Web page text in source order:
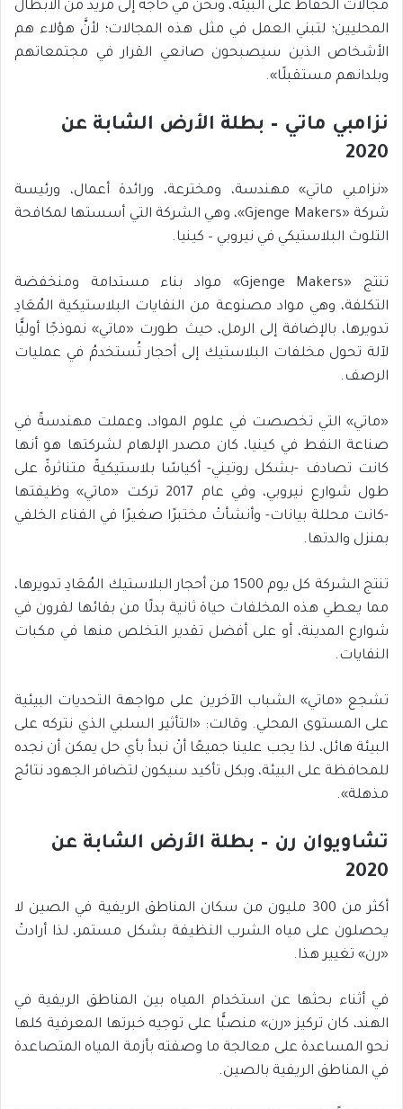
مجالات الحفاظ على البيئة، ونحن في حاجة إلى مزيد من الأبطال
المحليين؛ لتبني العمل في مثل هذه المجالات؛ لأنَّ هؤلاء هم
الأشخاص الذين سيصبحون صانعي القرار في مجتمعاتهم
وبلدانهم مستقبلًا».
نزامبي ماتي – بطلة الأرض الشابة عن
2020
«نزامبي ماتي» مهندسة، ومخترعة، ورائدة أعمال، ورئيسة
شركة «Gjenge Makers»، وهي الشركة التي أسستها لمكافحة
التلوث البلاستيكي في نيروبي – كينيا.
تنتج «Gjenge Makers» مواد بناء مستدامة ومنخفضة
التكلفة، وهي مواد مصنوعة من النفايات البلاستيكية المُعَادِ
تدويرها، بالإضافة إلى الرمل، حيث طورت «ماتي» نموذجًا أوليًّا
لآلة تحول مخلفات البلاستيك إلى أحجار تُستخدمُ في عمليات
الرصف.
«ماتي» التي تخصصت في علوم المواد، وعملت مهندسةً في
صناعة النفط في كينيا، كان مصدر الإلهام لشركتها هو أنها
كانت تصادف -بشكل روتيني- أكياسًا بلاستيكيةً متناثرةً على
طول شوارع نيروبي، وفي عام 2017 تركت «ماتي» وظيفتها
-كانت محللة بيانات- وأنشأتْ مختبرًا صغيرًا في الفناء الخلفي
بمنزل والدتها.
تنتج الشركة كل يوم 1500 من أحجار البلاستيك المُعَادِ تدويرها،
مما يعطي هذه المخلفات حياة ثانية بدلًا من بقائها لقرون في
شوارع المدينة، أو على أفضل تقدير التخلص منها في مكبات
النفايات.
تشجع «ماتي» الشباب الآخرين على مواجهة التحديات البيئية
على المستوى المحلي. وقالت: «التأثير السلبي الذي نتركه على
البيئة هائل، لذا يجب علينا جميعًا أنْ نبدأ بأي حل يمكن أن نجده
للمحافظة على البيئة، وبكل تأكيد سيكون لتضافر الجهود نتائج
مذهلة».
تشاويوان رن – بطلة الأرض الشابة عن
2020
أكثر من 300 مليون من سكان المناطق الريفية في الصين لا
يحصلون على مياه الشرب النظيفة بشكل مستمر، لذا أرادتْ
«رن» تغيير هذا.
في أثناء بحثها عن استخدام المياه بين المناطق الريفية في
الهند، كان تركيز «رن» منصبًّا على توجيه خبرتها المعرفية كلها
نحو المساعدة على معالجة ما وصفته بأزمة المياه المتصاعدة
في المناطق الريفية بالصين.